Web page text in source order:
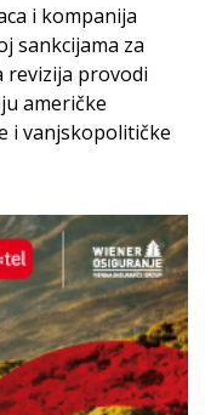
i kompanija
sankcijama za
revizija provodi
američke
i vanjskopolitičke